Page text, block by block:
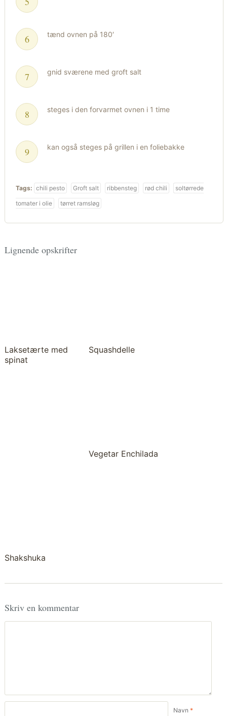
tænd ovnen på 180′
gnid sværene med groft salt
steges i den forvarmet ovnen i 1 time
kan også steges på grillen i en foliebakke
Tags: chili pesto Groft salt ribbensteg rød chili
soltørrede
tomater i olie
tørret ramsløg
Lignende opskrifter
Laksetærte med
spinat
Squashdelle
Vegetar Enchilada
Shakshuka
Skriv en kommentar
Navn *